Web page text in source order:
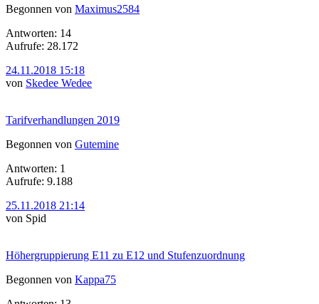
Begonnen von Maximus2584
Antworten: 14
Aufrufe: 28.172
24.11.2018 15:18
von Skedee Wedee
Tarifverhandlungen 2019
Begonnen von Gutemine
Antworten: 1
Aufrufe: 9.188
25.11.2018 21:14
von Spid
Höhergruppierung E11 zu E12 und Stufenzuordnung
Begonnen von Kappa75